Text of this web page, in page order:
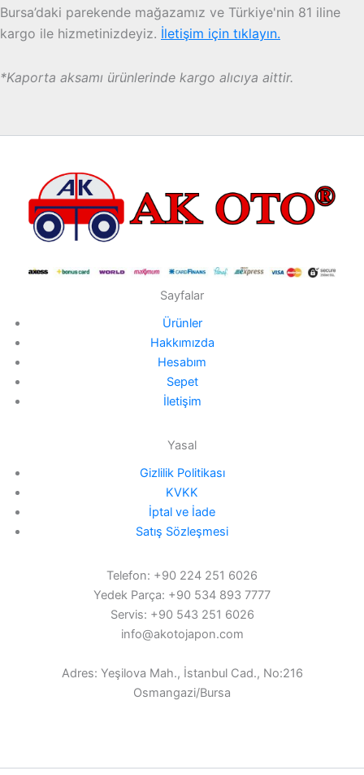
Bursa’daki parekende mağazamız ve Türkiye'nin 81 iline
kargo ile hizmetinizdeyiz. İletişim için tıklayın.
*Kaporta aksamı ürünlerinde kargo alıcıya aittir.
Sayfalar
Ürünler
Hakkımızda
Hesabım
Sepet
İletişim
Yasal
Gizlilik Politikası
KVKK
İptal ve İade
Satış Sözleşmesi
Telefon: +90 224 251 6026
Yedek Parça: +90 534 893 7777
Servis: +90 543 251 6026
info@akotojapon.com
Adres: Yeşilova Mah., İstanbul Cad., No:216
Osmangazi/Bursa